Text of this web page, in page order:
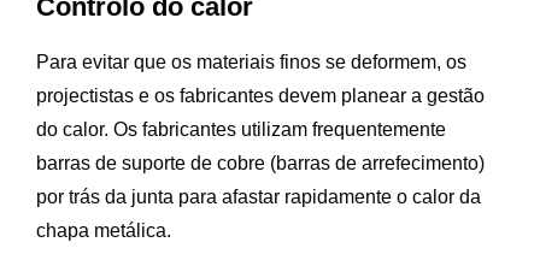
Controlo do calor
Para evitar que os materiais finos se deformem, os
projectistas e os fabricantes devem planear a gestão
do calor. Os fabricantes utilizam frequentemente
barras de suporte de cobre (barras de arrefecimento)
por trás da junta para afastar rapidamente o calor da
chapa metálica.